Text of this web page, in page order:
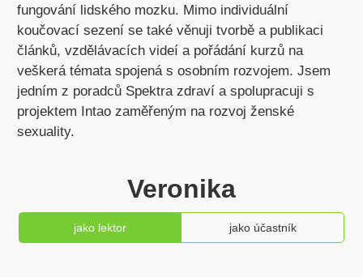
fungování lidského mozku. Mimo individuální
koučovací sezení se také věnuji tvorbě a publikaci
článků, vzdělávacích videí a pořádání kurzů na
veškerá témata spojená s osobním rozvojem. Jsem
jedním z poradců Spektra zdraví a spolupracuji s
projektem Intao zaměřeným na rozvoj ženské
sexuality.
Veronika
jako lektor jako účastník